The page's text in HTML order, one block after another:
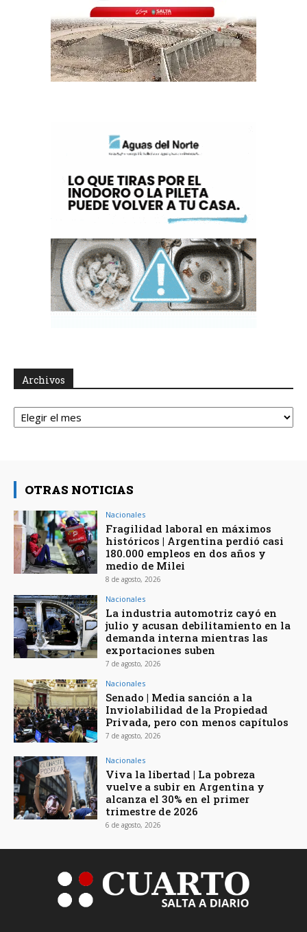
Archivos
Archivos
OTRAS NOTICIAS
Nacionales
Fragilidad laboral en máximos
históricos | Argentina perdió casi
180.000 empleos en dos años y
medio de Milei
8 de agosto, 2026
Nacionales
La industria automotriz cayó en
julio y acusan debilitamiento en la
demanda interna mientras las
exportaciones suben
7 de agosto, 2026
Nacionales
Senado | Media sanción a la
Inviolabilidad de la Propiedad
Privada, pero con menos capítulos
7 de agosto, 2026
Nacionales
Viva la libertad | La pobreza
vuelve a subir en Argentina y
alcanza el 30% en el primer
trimestre de 2026
6 de agosto, 2026